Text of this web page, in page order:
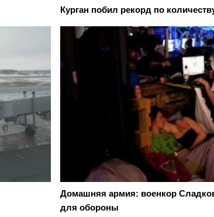
Курган побил рекорд по
Домашняя армия: военкор
для обороны